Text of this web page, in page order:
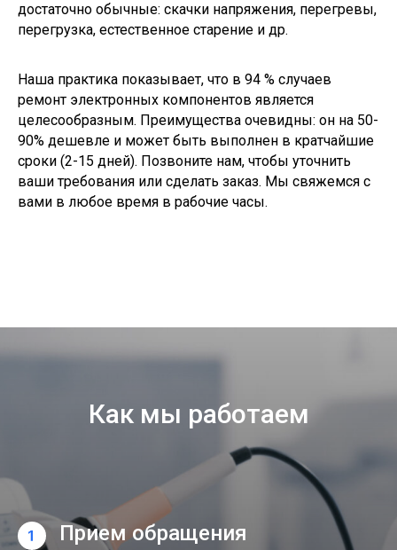
достаточно обычные: скачки напряжения, перегревы,
перегрузка, естественное старение и др.
Наша практика показывает, что в 94 % случаев
ремонт электронных компонентов является
целесообразным. Преимущества очевидны: он на 50-
90% дешевле и может быть выполнен в кратчайшие
сроки (2-15 дней). Позвоните нам, чтобы уточнить
ваши требования или сделать заказ. Мы свяжемся с
вами в любое время в рабочие часы.
Как мы работаем
Прием обращения